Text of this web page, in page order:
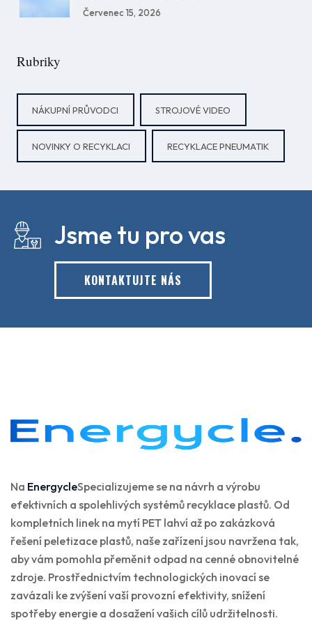
Červenec 15, 2026
Rubriky
NÁKUPNÍ PRŮVODCI STROJOVÉ VIDEO
NOVINKY O RECYKLACI RECYKLACE PNEUMATIK
Jsme tu pro vas
KONTAKTUJTE NÁS
Na EnergycleSpecializujeme se na návrh a výrobu
efektivních a spolehlivých systémů recyklace plastů. Od
kompletních linek na mytí PET lahví až po zakázková
řešení peletizace plastů, naše zařízení jsou navržena tak,
aby vám pomohla přeměnit odpad na cenné obnovitelné
zdroje. Prostřednictvím technologických inovací se
zavázali ke zvýšení vaší provozní efektivity, snížení
spotřeby energie a dosažení vašich cílů udržitelnosti.